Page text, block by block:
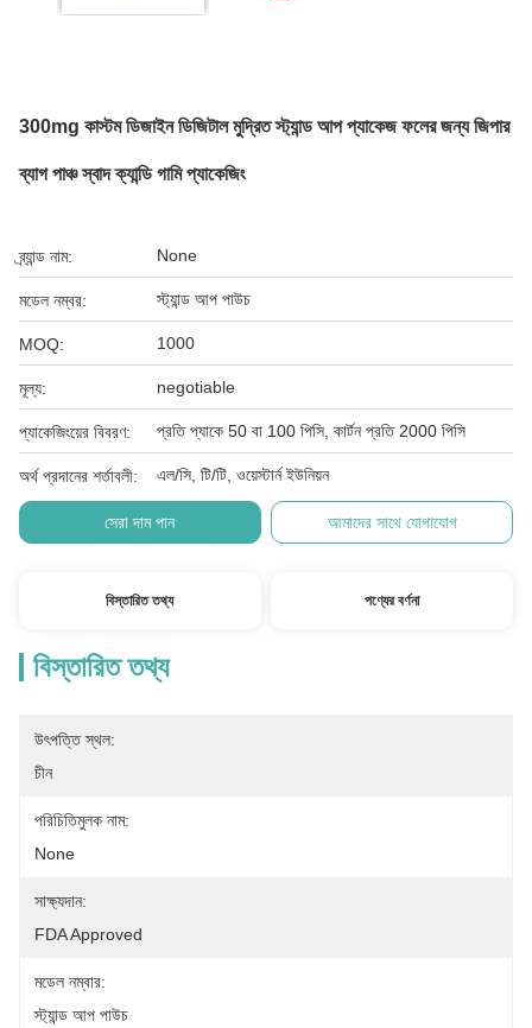
300mg কাস্টম ডিজাইন ডিজিটাল মুদ্রিত স্ট্যান্ড আপ প্যাকেজ ফলের জন্য জিপার
ব্যাগ পাঞ্চ স্বাদ ক্যান্ডি গামি প্যাকেজিং
ব্র্যান্ড নাম: None
মডেল নম্বর: স্ট্যান্ড আপ পাউচ
MOQ: 1000
মূল্য: negotiable
প্যাকেজিংয়ের বিবরণ: প্রতি প্যাকে 50 বা 100 পিসি, কার্টন প্রতি 2000 পিসি
অর্থ প্রদানের শর্তাবলী: এল/সি, টি/টি, ওয়েস্টার্ন ইউনিয়ন
সেরা দাম পান আমাদের সাথে যোগাযোগ
বিস্তারিত তথ্য পণ্যের বর্ণনা
বিস্তারিত তথ্য
উৎপত্তি স্থল:
চীন
পরিচিতিমুলক নাম:
None
সাক্ষ্যদান:
FDA Approved
মডেল নম্বার:
স্ট্যান্ড আপ পাউচ